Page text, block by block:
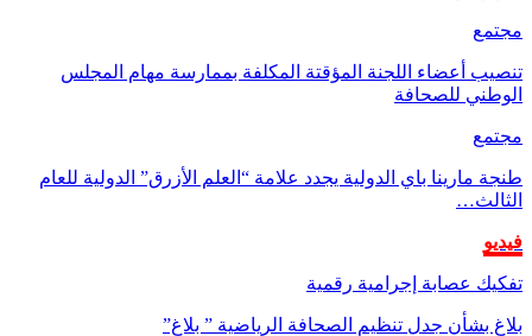
مجتمع
تنصيب أعضاء اللجنة المؤقتة المكلفة بممارسة مهام المجلس
الوطني للصحافة
مجتمع
طنجة مارينا باي الدولية يجدد علامة “العلم الأزرق” الدولية للعام
الثالث…
فيديو
تفكيك عصابة إجرامية رقمية
بلاغ بشأن جدل تنظيم الصحافة الرياضية ” بلاغ”